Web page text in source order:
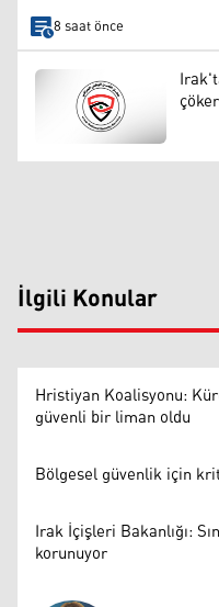
8 saat önce
İlgili Konular
Hristiyan Koalisyonu:
güvenli bir liman oldu
Bölgesel güvenlik için
Irak İçişleri Bakanlığı:
korunuyor